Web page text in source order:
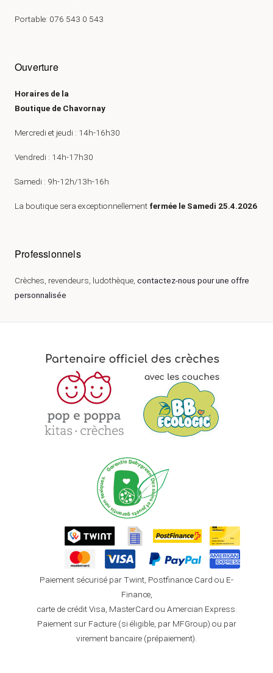
Portable: 076 543 0 543
Ouverture
Horaires de la
Boutique de Chavornay
Mercredi et jeudi : 14h-16h30
Vendredi : 14h-17h30
Samedi : 9h-12h/13h-16h
La boutique sera exceptionnellement fermée le Samedi 25.4.2026
Professionnels
Crèches, revendeurs, ludothèque, contactez-nous pour une offre
personnalisée
Paiement sécurisé par Twint, Postfinance Card ou E-
Finance,
carte de crédit Visa, MasterCard ou Amercian Express.
Paiement sur Facture (si éligible, par MFGroup) ou par
virement bancaire (prépaiement).